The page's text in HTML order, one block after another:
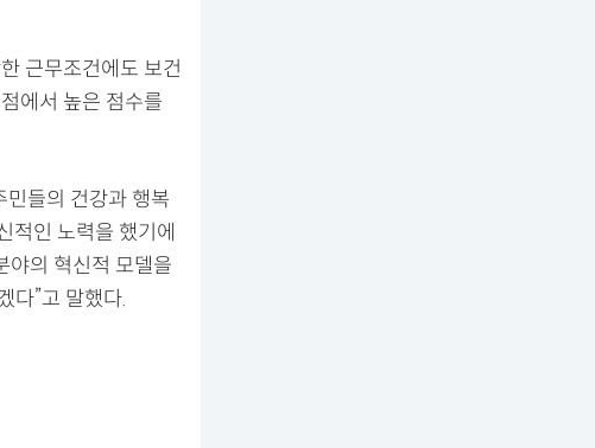
근무조건에도 보건
에서 높은 점수를
민들의 건강과 행복
적인 노력을 했기에
야의 혁신적 모델을
다”고 말했다.